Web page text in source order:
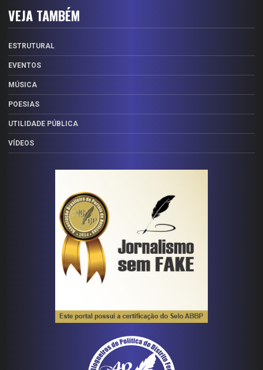
VEJA TAMBÉM
ESTRUTURAL
EVENTOS
MÚSICA
POESIAS
UTILIDADE PÚBLICA
VÍDEOS